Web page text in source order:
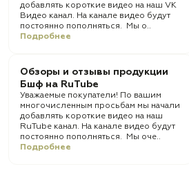
добавлять короткие видео на наш VK
Видео канал. На канале видео будут
постоянно пополняться. Мы о..
Подробнее
Обзоры и отзывы продукции
Бшф на RuTube
Уважаемые покупатели! По вашим
многочисленным просьбам мы начали
добавлять короткие видео на наш
RuTube канал. На канале видео будут
постоянно пополняться. Мы оче..
Подробнее